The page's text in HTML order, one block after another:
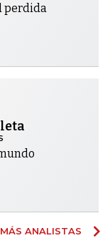
perdida
MÁS ANALISTAS